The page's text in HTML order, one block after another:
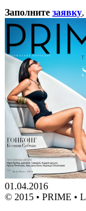
Заполните заявку
01.04.2016
© 2015 • PRIME •